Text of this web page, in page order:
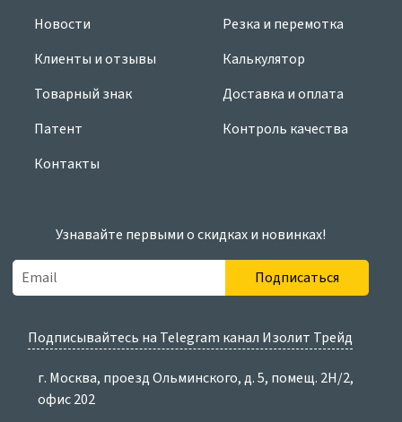
Новости
Клиенты и отзывы
Товарный знак
Патент
Контакты
Резка и перемотка
Калькулятор
Доставка и оплата
Контроль качества
Узнавайте первыми о скидках и новинках!
Подписаться
Подписывайтесь на Telegram канал Изолит Трейд
г. Москва, проезд Ольминского, д. 5, помещ. 2Н/2,
офис 202